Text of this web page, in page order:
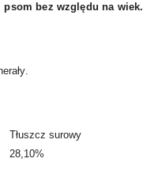
bez względu na wiek.
Tłuszcz surowy
28,10%